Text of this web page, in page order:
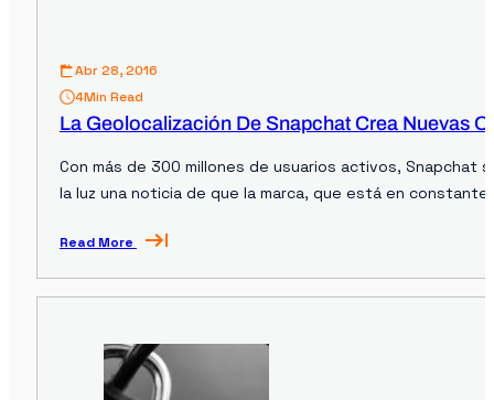
La Geolocalización De Snapchat Crea Nuevas
Con más de 300 millones de usuarios activos,
la luz una noticia de que la marca, que está en
Abr 28, 2016
Min Read
4
Read More